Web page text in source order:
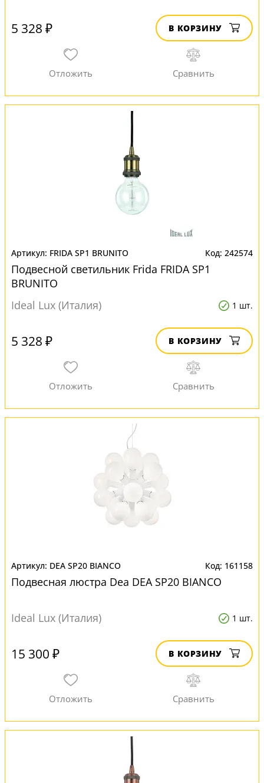
5 328 ₽ В КОРЗИНУ
FRIDA SP1 BRUNITO 242574
Подвесной светильник Frida FRIDA SP1
BRUNITO
Ideal Lux (Италия)
1 шт.
5 328 ₽ В КОРЗИНУ
DEA SP20 BIANCO 161158
Подвесная люстра Dea DEA SP20 BIANCO
Ideal Lux (Италия) 1 шт.
15 300 ₽ В КОРЗИНУ